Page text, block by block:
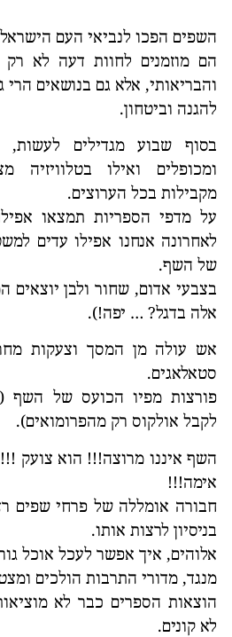
השפים הפכו לנביאי העם
הם מוזמנים לחוות דעה לא רק
והבריאותי, אלא גם בנושאים הרי
להגנה וביטחון.
בסוף שבוע מגדילים לעשות,
ומכופלים ואילו בטלוויזיה
מקבילות בכל הערוצים.
על מדפי הספריות תמצאו
לאחרונה אנחנו אפילו עדים
של השף.
בצבעי אדום, שחור ולבן יוצאים
אלה בדגל? … יפה!).
אש עולה מן המסך וצעקות
סטאלאגים.
פורצות מפיו הכועס של השף
לקבל אולקוס רק מהפרומואים).
השף איננו מרוצה!!! הוא צועק
אימה!!!
חבורה אומללה של פרחי שפים
בניסיון לרצות אותו.
אלוהים, איך אפשר לעכל אוכל
מנגד, מדורי התרבות הולכים
הוצאות הספרים כבר לא
לא קונים.